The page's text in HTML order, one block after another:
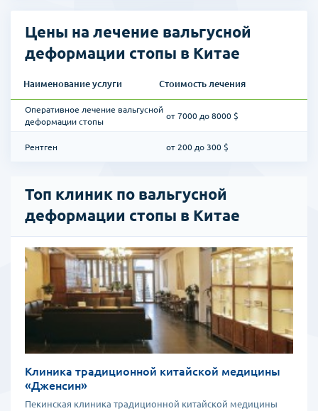
Цены на лечение вальгусной
деформации стопы в Китае
Наименование услуги Стоимость лечения
Оперативное лечение вальгусной
деформации стопы
от 7000 до 8000 $
Рентген от 200 до 300 $
Топ клиник по вальгусной
деформации стопы в Китае
Клиника традиционной китайской медицины
«Дженсин»
Пекинская клиника традиционной китайской медицины